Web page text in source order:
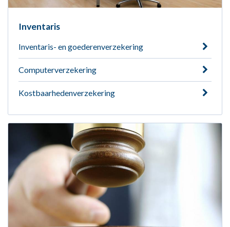
Inventaris
Inventaris- en goederenverzekering
Computerverzekering
Kostbaarhedenverzekering